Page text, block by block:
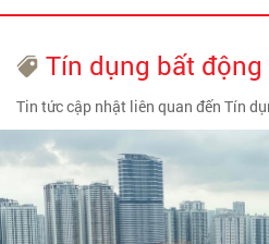
Tín dụng bất động
Tin tức cập nhật liên quan đến Tín